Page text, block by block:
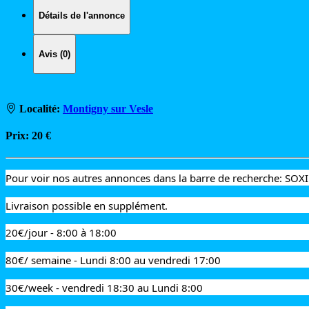
Détails de l'annonce
Avis (0)
Localité: Montigny sur Vesle
Prix: 20 €
Pour voir nos autres annonces dans la barre de recherche:
Livraison possible en supplément.
20€/jour - 8:00 à 18:00
80€/ semaine - Lundi 8:00 au vendredi 17:00
30€/week - vendredi 18:30 au Lundi 8:00